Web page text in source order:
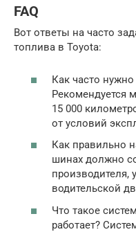
FAQ
Вот ответы на часто
топлива в Toyota:
Как часто
Рекомендуется
15 000
от условий
Как правильно
шинах должно
производителя,
водительской
Что такое
работает?